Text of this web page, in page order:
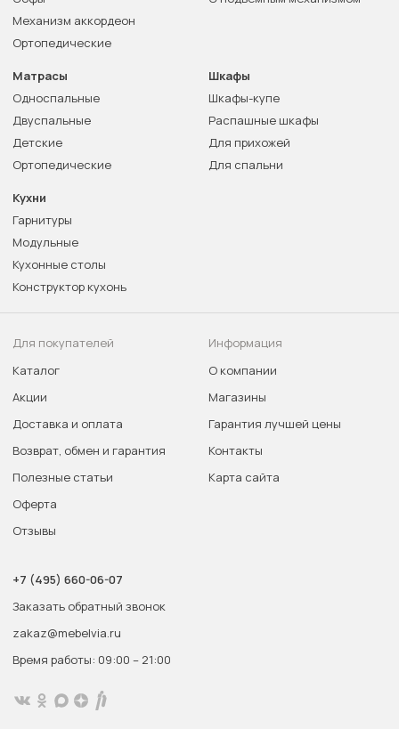
Механизм аккордеон
Ортопедические
Матрасы
Односпальные
Двуспальные
Детские
Ортопедические
Шкафы
Шкафы-купе
Распашные шкафы
Для прихожей
Для спальни
Кухни
Гарнитуры
Модульные
Кухонные столы
Конструктор кухонь
Для покупателей
Каталог
Акции
Доставка и оплата
Возврат, обмен и гарантия
Полезные статьи
Оферта
Отзывы
Информация
О компании
Магазины
Гарантия лучшей цены
Контакты
Карта сайта
+7 (495) 660-06-07
Заказать обратный звонок
zakaz@mebelvia.ru
Время работы: 09:00 – 21:00